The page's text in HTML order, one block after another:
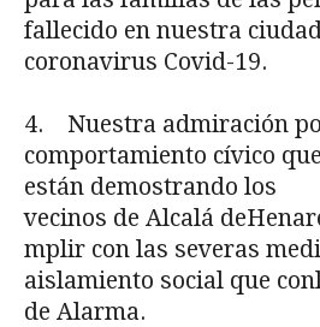
fallecido en nuestra
coronavirus Covid-19.
4. Nuestra admiración
comportamiento cívico que
están demostrando los
vecinos de Alcalá
mplir con las severas
aislamiento social que
de Alarma.